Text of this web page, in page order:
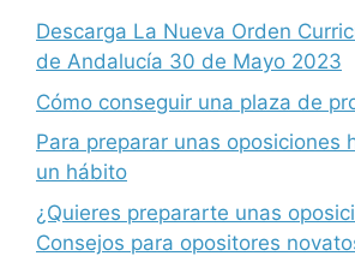
Descarga La Nueva Orden
de Andalucía 30 de Mayo 2023
Cómo conseguir una plaza de
Para preparar unas oposiciones
un hábito
¿Quieres prepararte unas
Consejos para opositores